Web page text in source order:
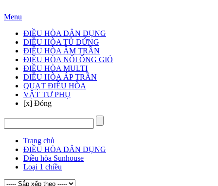
Menu
ĐIỀU HÒA DÂN DỤNG
ĐIỀU HÒA TỦ ĐỨNG
ĐIỀU HÒA ÂM TRẦN
ĐIỀU HÒA NỐI ỐNG GIÓ
ĐIỀU HÒA MULTI
ĐIỀU HÒA ÁP TRẦN
QUẠT ĐIỀU HÒA
VẬT TƯ PHỤ
[x] Đóng
Trang chủ
ĐIỀU HÒA DÂN DỤNG
Điều hòa Sunhouse
Loại 1 chiều